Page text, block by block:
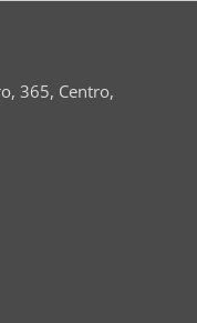
365, Centro,